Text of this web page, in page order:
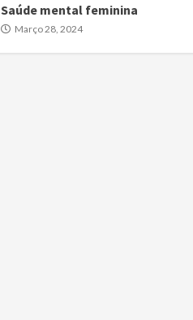
Saúde mental feminina
Março 28, 2024